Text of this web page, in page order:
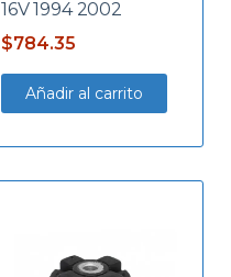
16V 1994 2002
$784.35
Añadir al carrito